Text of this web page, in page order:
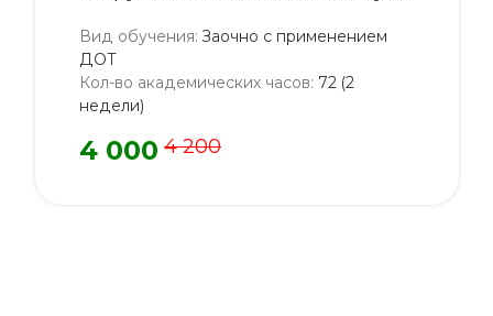
Вид обучения: Заочно с применением
ДОТ
Кол-во академических часов: 72 (2
недели)
4 000 4 200